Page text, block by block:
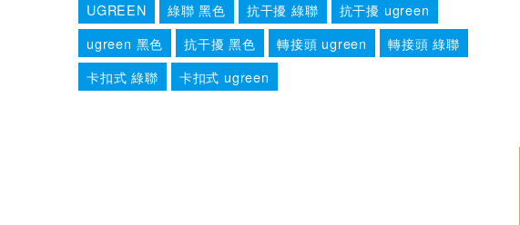
UGREEN
綠聯 黑色 抗干擾 綠聯
抗干擾 ugreen
ugreen 黑色
抗干擾 黑色 轉接頭 ugreen
轉接頭 綠聯
卡扣式 綠聯
卡扣式 ugreen